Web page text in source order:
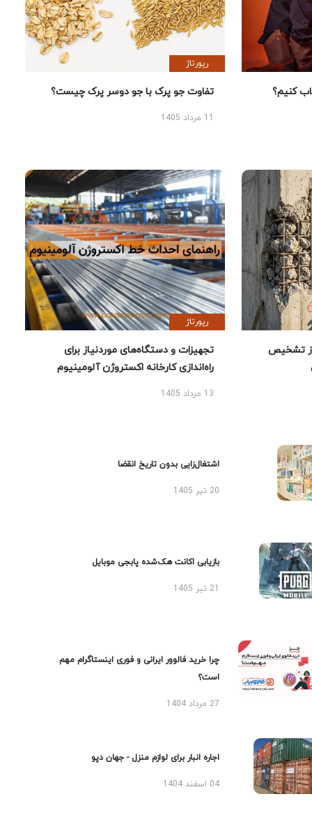
کنیم؟
رپورتاژ
تفاوت جو پرک با جو دوسر پرک چیست؟
تشخیص
رپورتاژ
تجهیزات و دستگاه‌های موردنیاز برای
راه‌اندازی کارخانه اکستروژن آلومینیوم
13 مرداد 1405
اشتغال‌زایی بدون تاریخ انقضا
20 تیر 1405
بازیابی اکانت هک‌شده پابجی موبایل
چرا خرید فالوور ایرانی و فوری اینستاگرام مهم
است؟
27 مرداد 1404
اجاره انبار برای لوازم منزل - جهان دپو
04 اسفند 1404